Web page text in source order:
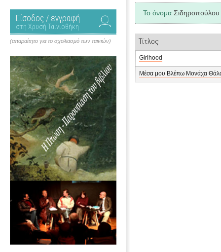
Είσοδος / εγγραφή
στη Χρυσή Ταινιοθήκη
(απαραίτητο για το σχολιασμό των ταινιών)
Το όνομα
Τίτλος
Girlhood
Μέσα μου Βλέπω Μονάχα